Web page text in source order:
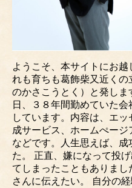
ようこそ、本サイトにお
れも育ちも葛飾柴又近くの
のかさこうとく）と発しま
日、３８年間勤めていた
しています。内容は、エ
成サービス、ホームぺー
などです。人生思えば、
た。 正直、嫌になって投
てしまったこともありま
さんに伝えたい。 自分の